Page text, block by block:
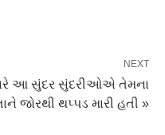
NEXT
આ સુંદર સુંદરીઓએ તેમના
જોરથી થપ્પડ મારી હતી »